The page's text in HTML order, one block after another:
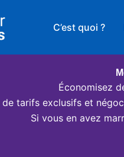
C’est quoi ?
Économisez
de tarifs exclusifs et
Si vous en avez